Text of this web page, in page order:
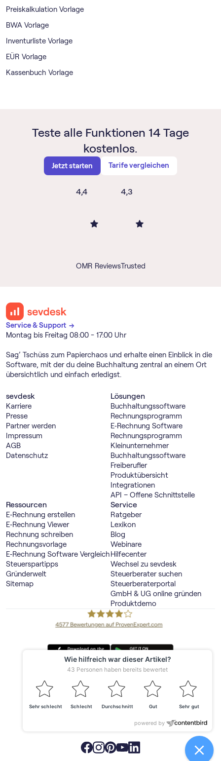
Preiskalkulation Vorlage
BWA Vorlage
Inventurliste Vorlage
EÜR Vorlage
Kassenbuch Vorlage
Teste alle Funktionen 14 Tage
kostenlos.
Jetzt starten Tarife vergleichen
4,4
OMR Reviews
4,3
Trusted
Service & Support →
Montag bis Freitag 08:00 - 17:00 Uhr
Sag’ Tschüss zum Papierchaos und erhalte einen Einblick in die
Software, mit der du deine Buchhaltung zentral an einem Ort
übersichtlich und einfach erledigst.
sevdesk
Karriere
Presse
Partner werden
Impressum
AGB
Datenschutz
Lösungen
Buch­haltungs­software
Rechnungs­programm
E‑Rechnung Software
Rechnungs­programm
Kleinunternehmer
Buch­haltungs­software
Freiberufler
Produktübersicht
Integrationen
API – Offene Schnittstelle
Ressourcen
E‑Rechnung erstellen
E‑Rechnung Viewer
Rechnung schreiben
Rechnungsvorlage
E‑Rechnung Software Vergleich
Steuerspartipps
Gründerwelt
Sitemap
Service
Ratgeber
Lexikon
Blog
Webinare
Hilfecenter
Wechsel zu sevdesk
Steuerberater suchen
Steuerberaterportal
GmbH & UG online gründen
Produktdemo
Made with ❤️ in Offenburg
Deutschland